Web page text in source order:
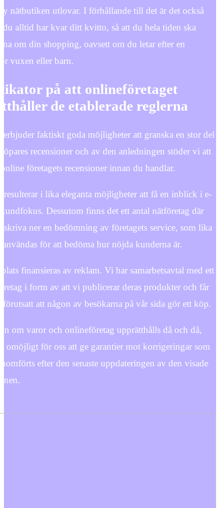
nätbutiken utlovar. I förhållande till det är det också
alltid har kvar ditt kvitto, så att du hela tiden ska
om din shopping, oavsett om du letar efter en
vuxen eller barn.
på att onlineföretaget
de etablerade reglerna
faktiskt goda möjligheter att granska en stor del
recensioner och av den anledningen stöder vi att
företagets recensioner innan du handlar.
resulterar i lika eleganta möjligheter att få en inblick i e-
Dessutom finns det ett antal nätföretag där
skriva ner en bedömning av företagets service, som lika
användas för att bedöma hur nöjda kunderna är.
finansieras av reklam. Vi har samarbetsavtal med ett
i form av att vi publicerar deras produkter och får
att någon av besökarna på vår sida gör ett köp.
om varor och onlineföretag upprätthålls då och då,
omöjligt för oss att ge garantier mot korrigeringar som
efter den senaste uppdateringen av den visade